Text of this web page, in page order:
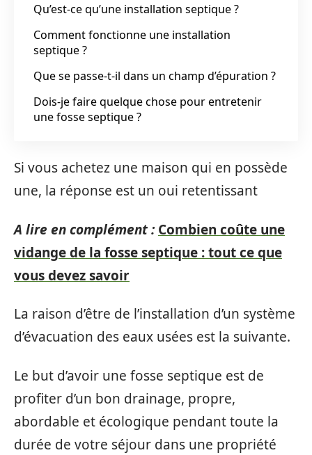
Qu’est-ce qu’une installation septique ?
Comment fonctionne une installation
septique ?
Que se passe-t-il dans un champ d’épuration ?
Dois-je faire quelque chose pour entretenir
une fosse septique ?
Si vous achetez une maison qui en possède
une, la réponse est un oui retentissant
A lire en complément : Combien coûte une
vidange de la fosse septique : tout ce que
vous devez savoir
La raison d’être de l’installation d’un système
d’évacuation des eaux usées est la suivante.
Le but d’avoir une fosse septique est de
profiter d’un bon drainage, propre,
abordable et écologique pendant toute la
durée de votre séjour dans une propriété